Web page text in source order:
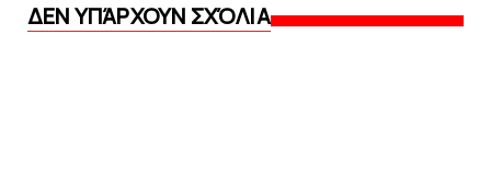
ΔΕΝ ΥΠΆΡΧΟΥΝ ΣΧΌΛΙΑ